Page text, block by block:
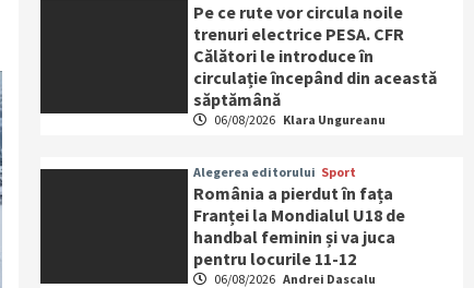
Pe ce rute vor circula noile
trenuri electrice PESA. CFR
Călători le introduce în
circulație începând din această
săptămână
06/08/2026 Klara Ungureanu
Alegerea editorului Sport
România a pierdut în fața
Franței la Mondialul U18 de
handbal feminin și va juca
pentru locurile 11-12
06/08/2026 Andrei Dascalu